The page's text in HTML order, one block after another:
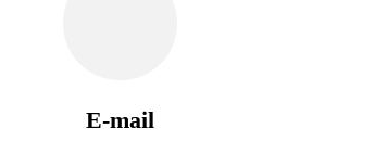
E-mail